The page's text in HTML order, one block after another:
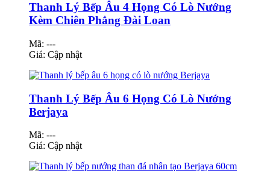
Thanh Lý Bếp Âu 4 Họng Có Lò Nướng
Kèm Chiên Phẳng Đài Loan
Mã: ---
Giá: Cập nhật
Thanh Lý Bếp Âu 6 Họng Có Lò Nướng
Berjaya
Mã: ---
Giá: Cập nhật